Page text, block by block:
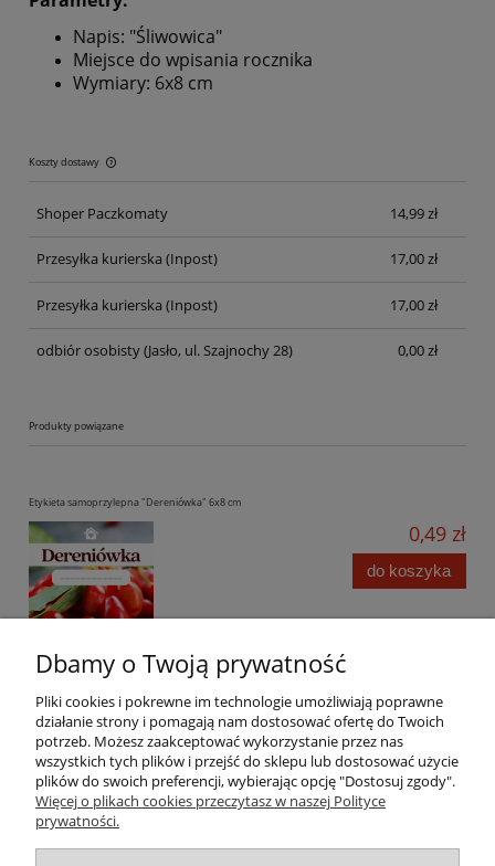
Napis: "Śliwowica"
Miejsce do wpisania rocznika
Wymiary: 6x8 cm
Koszty dostawy
Cena nie zawiera ewentualnych kosztów płatności
Shoper Paczkomaty
14,99 zł
Przesyłka kurierska (Inpost) 17,00 zł
Przesyłka kurierska (Inpost) 17,00 zł
odbiór osobisty(Jasło, ul. Szajnochy 28) 0,00 zł
Produkty powiązane
Etykieta samoprzylepna "Dereniówka" 6x8 cm
0,49 zł
do koszyka
Pomoc
Dbamy o Twoją prywatność
Pliki cookies i pokrewne im technologie umożliwiają poprawne
działanie strony i pomagają nam dostosować ofertę do Twoich
potrzeb. Możesz zaakceptować wykorzystanie przez nas
wszystkich tych plików i przejść do sklepu lub dostosować użycie
plików do swoich preferencji, wybierając opcję "Dostosuj zgody".
Więcej o plikach cookies przeczytasz w naszej Polityce
prywatności.